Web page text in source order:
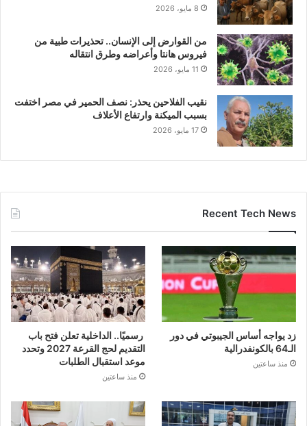
8 مايو، 2026
من القوارض إلى الإنسان.. تحذيرات طبية من
فيروس هانتا وأعراضه وطرق انتقاله
11 مايو، 2026
نقيب الفلاحين يحذر: نصف الحمير في مصر اختفت
بسبب الميكنة وارتفاع الأعلاف
17 مايو، 2026
Recent Tech News
زد يواجه أساس الجيبوتي في دور
الـ64 بالكونفدرالية
منذ ساعتين
رسميًا.. الداخلية تعلن فتح باب
التقديم لحج القرعة 2027 وتحدد
موعد استقبال الطلبات
منذ ساعتين